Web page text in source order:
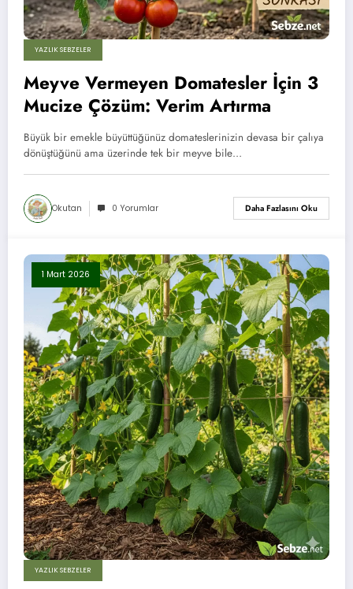
YAZLIK SEBZELER
Meyve Vermeyen Domatesler İçin 3
Mucize Çözüm: Verim Artırma
Büyük bir emekle büyüttüğünüz domateslerinizin devasa bir çalıya
dönüştüğünü ama üzerinde tek bir meyve bile…
Okutan 0 Yorumlar Daha Fazlasını Oku
1 Mart 2026
YAZLIK SEBZELER